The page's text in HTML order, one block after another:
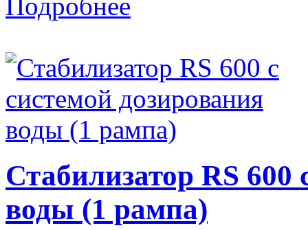
Стабилизатор RS 600
воды (1 рампа)